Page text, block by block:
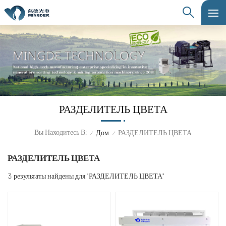
РАЗДЕЛИТЕЛЬ ЦВЕТА
Вы Находитесь В: / Дом / РАЗДЕЛИТЕЛЬ ЦВЕТА
РАЗДЕЛИТЕЛЬ ЦВЕТА
3 результаты найдены для "РАЗДЕЛИТЕЛЬ ЦВЕТА"